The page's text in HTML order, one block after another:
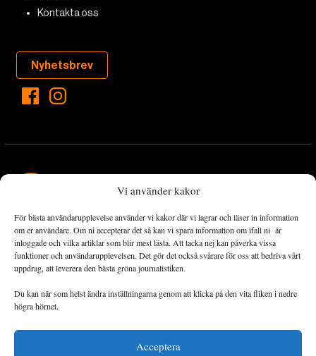
Vi använder kakor
För bästa användarupplevelse använder vi kakor där vi lagrar och läser in information
om er användare. Om ni accepterar det så kan vi spara information om ifall ni är
inloggade och vilka artiklar som blir mest lästa. Att tacka nej kan påverka vissa
funktioner och användarupplevelsen. Det gör det också svårare för oss att bedriva vårt
uppdrag, att leverera den bästa gröna journalistiken.
Du kan när som helst ändra inställningarna genom att klicka på den vita fliken i nedre
högra hörnet.
Acceptera
Kontakta oss
Nyhetsbrev
Landets Fria Tidning är en nyhetstidning med bred bevakning av
det viktigaste som händer lokalt och globalt och med fokus på
omställningsrörelsen. En omställning till ett hållbart samhälle går
både via starka och lika rättigheter för alla människor, minskade
ekonomiska och sociala klyftor, samt utrymme för allt levande att
utvecklas och frodas.